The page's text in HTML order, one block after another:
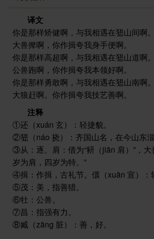
译文
你是那样矫健啊，与我相遇在峱山间啊
大兽撵啊，你作揖夸我身手便啊。
你是那样高超啊，与我相遇在峱山道啊
公兽跑啊，你作揖夸我本领好啊。
你是那样勇敢啊，与我相遇在峱山南啊
大狼赶啊。你作揖夸我技艺善啊。
注释
①还（xuán 玄）：轻捷貌。
②峱（náo 挠）：齐国山名，在今山东淄
③从：逐。肩：借为“豜（jiān 肩）”，大
岁为肩，四岁为特。”
④揖：作揖，古礼节。儇（xuān 宣）：
⑤茂：美，指善猎。
⑥牡：公兽。
⑦昌：指强有力。
⑧臧（zāng 脏）：善，好。